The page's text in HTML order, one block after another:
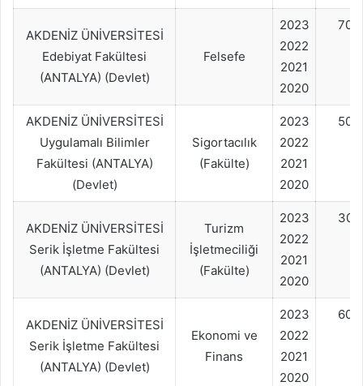
AKDENİZ ÜNİVERSİTESİ
Edebiyat Fakültesi
(ANTALYA) (Devlet)
Felsefe
2023
2022
2021
2020
AKDENİZ ÜNİVERSİTESİ
Uygulamalı Bilimler
Fakültesi (ANTALYA)
(Devlet)
Sigortacılık
(Fakülte)
2023
2022
2021
2020
AKDENİZ ÜNİVERSİTESİ
Serik İşletme Fakültesi
(ANTALYA) (Devlet)
Turizm
İşletmeciliği
(Fakülte)
2023
2022
2021
2020
AKDENİZ ÜNİVERSİTESİ
Serik İşletme Fakültesi
(ANTALYA) (Devlet)
Ekonomi ve
Finans
2023
2022
2021
2020